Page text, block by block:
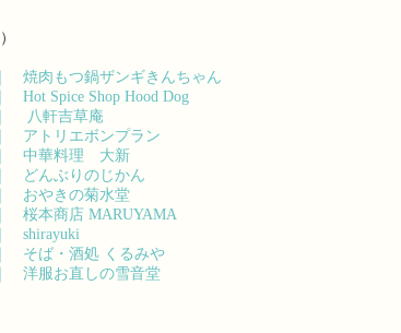
焼肉もつ鍋ザンギきんちゃん
Hot Spice Shop Hood Dog
八軒吉草庵
アトリエボンプラン
中華料理 大新
どんぶりのじかん
おやきの菊水堂
桜本商店 MARUYAMA
shirayuki
そば・酒処 くるみや
洋服お直しの雪音堂